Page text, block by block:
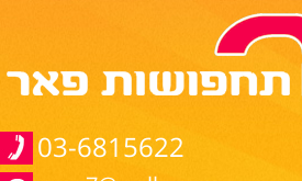
03-6815622